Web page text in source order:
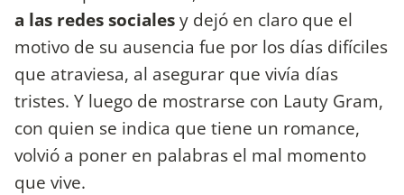
a las redes socialesy dejó en claro que el
motivo de su ausencia fue por los días difíciles
que atraviesa, al asegurar que vivía días
tristes. Y luego de mostrarse con Lauty Gram,
con quien se indica que tiene un romance,
volvió a poner en palabras el mal momento
que vive.